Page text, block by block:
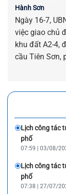
Hành Sơn
Ngày 16-7,
việc giao chủ
khu đất A2-4,
cầu Tiên Sơn,
Lịch công tác
phố
07:59 | 03/08/
Lịch công tác
phố
07:38 | 27/07/